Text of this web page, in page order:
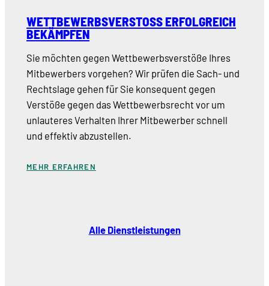
WETTBEWERBSVERSTOSS ERFOLGREICH B
EKÄMPFEN
Sie möchten gegen Wettbewerbsverstöße Ihres
Mitbewerbers vorgehen? Wir prüfen die Sach- und
Rechtslage gehen für Sie konsequent gegen
Verstöße gegen das Wettbewerbsrecht vor um
unlauteres Verhalten Ihrer Mitbewerber schnell
und effektiv abzustellen.
MEHR ERFAHREN
Alle Dienstleistungen